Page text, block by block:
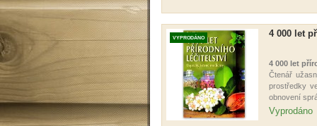
4 000 let
VYPRODÁNO
4 000 let
Čtenář
prostředky
obnovení
Vyprodáno